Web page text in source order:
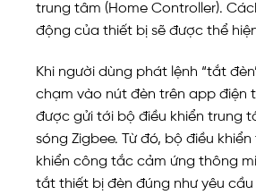
trung tâm (Home Controller).
động của thiết bị sẽ được thể
Khi người dùng phát lệnh “tắt
chạm vào nút đèn trên app điện
được gửi tới bộ điều khiển trung
sóng Zigbee. Từ đó, bộ điều
khiển công tắc cảm ứng thông
tắt thiết bị đèn đúng như yêu